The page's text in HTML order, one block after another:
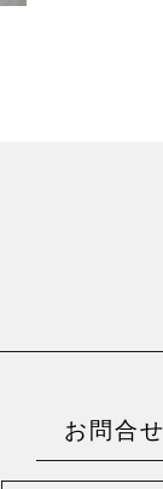
お問合